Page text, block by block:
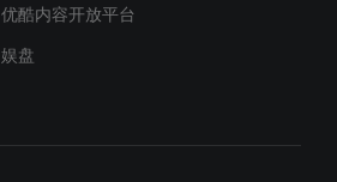
盛楠得知一直雇佣自己的
唐纳德派人，威胁孙玉凤让
优酷内容开放平台
娱盘